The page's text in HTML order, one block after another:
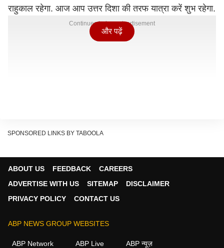
राहुकाल रहेगा. आज आप उत्तर दिशा की तरफ यात्रा करें शुभ रहेगा.
Continues below advertisement
और पढ़ें
SPONSORED LINKS BY TABOOLA
ABOUT US FEEDBACK
CAREERS
ADVERTISE WITH US
SITEMAP
DISCLAIMER
PRIVACY POLICY
CONTACT US
ABP NEWS GROUP WEBSITES
ABP Network ABP Live ABP न्यूज़